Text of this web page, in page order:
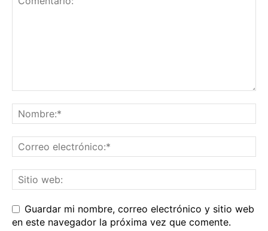
Guardar mi nombre, correo electrónico y sitio web
en este navegador la próxima vez que comente.